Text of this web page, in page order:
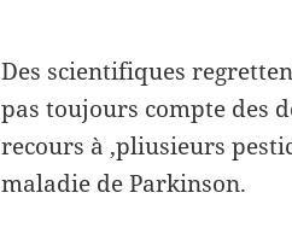
Des scientifiques
pas toujours compte des
recours à ,pliusieurs
maladie de Parkinson.